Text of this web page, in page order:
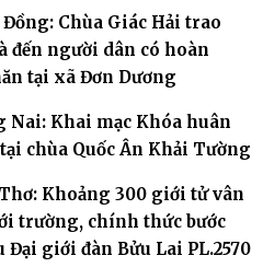
Chùa Giác Hải trao
đến người dân có hoàn
tại xã Đơn Dương
Nai: Khai mạc Khóa huân
chùa Quốc Ân Khải Tường
Khoảng 300 giới tử vân
trường, chính thức bước
Đại giới đàn Bửu Lai PL.2570